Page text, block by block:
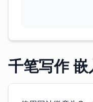
千笔写作 嵌